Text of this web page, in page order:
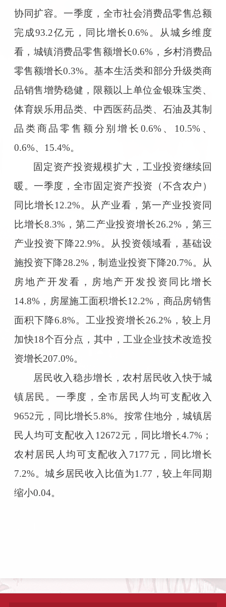
协同扩容。一季度，全市社会消费品零售总额
完成93.2亿元，同比增长0.6%。从城乡维度
看，城镇消费品零售额增长0.6%，乡村消费品
零售额增长0.3%。基本生活类和部分升级类商
品销售增势稳健，限额以上单位金银珠宝类、
体育娱乐用品类、中西医药品类、石油及其制
品类商品零售额分别增长0.6%、10.5%、
0.6%、15.4%。
固定资产投资规模扩大，工业投资继续回
暖。一季度，全市固定资产投资（不含农户）
同比增长12.2%。从产业看，第一产业投资同
比增长8.3%，第二产业投资增长26.2%，第三
产业投资下降22.9%。从投资领域看，基础设
施投资下降28.2%，制造业投资下降20.7%。从
房地产开发看，房地产开发投资同比增长
14.8%，房屋施工面积增长12.2%，商品房销售
面积下降6.8%。工业投资增长26.2%，较上月
加快18个百分点，其中，工业企业技术改造投
资增长207.0%。
居民收入稳步增长，农村居民收入快于城
镇居民。一季度，全市居民人均可支配收入
9652元，同比增长5.8%。按常住地分，城镇居
民人均可支配收入12672元，同比增长4.7%；
农村居民人均可支配收入7177元，同比增长
7.2%。城乡居民收入比值为1.77，较上年同期
缩小0.04。